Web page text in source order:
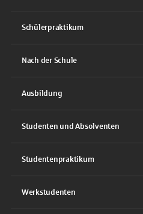
Schülerpraktikum
Nach der Schule
Ausbildung
Studenten und Absolventen
Studentenpraktikum
Werkstudenten